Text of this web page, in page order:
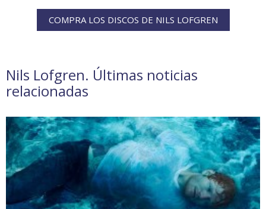
COMPRA LOS DISCOS DE NILS LOFGREN
Nils Lofgren. Últimas noticias
relacionadas